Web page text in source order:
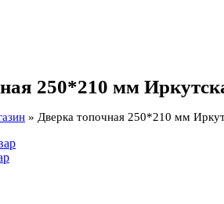
250*210 мм
» Дверка топочная 250*210 мм